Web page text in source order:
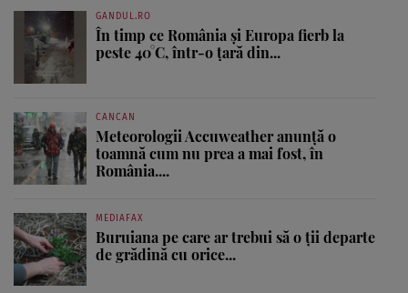
GANDUL.RO
În timp ce România și Europa fierb la
peste 40°C, într-o țară din...
CANCAN
Meteorologii Accuweather anunță o
toamnă cum nu prea a mai fost, în
România....
MEDIAFAX
Buruiana pe care ar trebui să o ții departe
de grădină cu orice...